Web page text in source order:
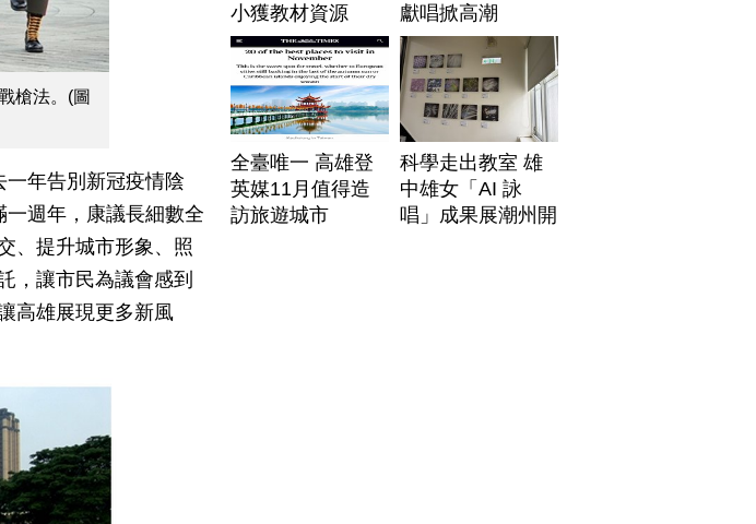
槍法。(圖
年告別新冠疫情陰
週年，康議長細數全
、提升城市形象、照
，讓市民為議會感到
高雄展現更多新風
小獲教材資源
獻唱掀高潮
全臺唯一 高雄登
英媒11月值得造
訪旅遊城市
科學走出教室 雄
中雄女「AI 詠
唱」成果展潮州開